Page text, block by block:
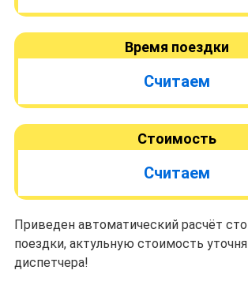
Время поездки
Считаем
Стоимость
Считаем
Приведен автоматический расчёт
поездки, актульную стоимость
диспетчера!